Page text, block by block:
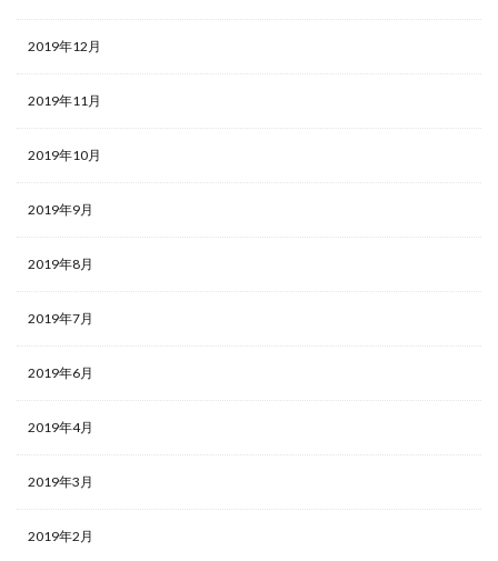
2019年12月
2019年11月
2019年10月
2019年9月
2019年8月
2019年7月
2019年6月
2019年4月
2019年3月
2019年2月